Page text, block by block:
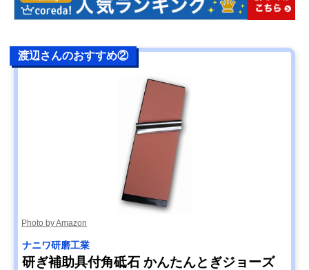
渡辺さんのおすすめ②
Photo by Amazon
ナニワ研磨工業
研ぎ補助具付角砥石 かんたんとぎジョーズ